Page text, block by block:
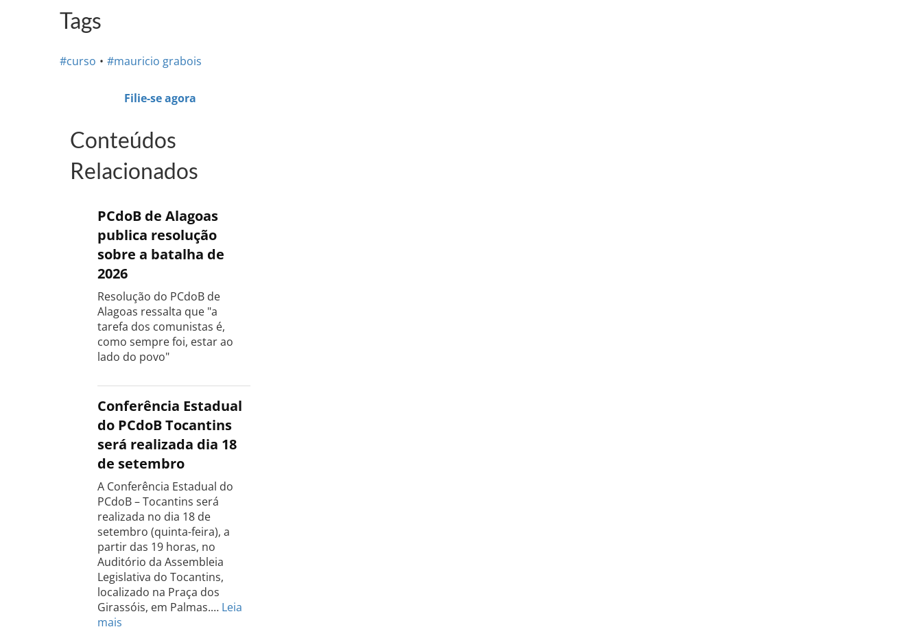
Tags
#curso #mauricio grabois
Filie-se agora
Conteúdos
Relacionados
PCdoB de Alagoas
publica resolução
sobre a batalha de
2026
Resolução do PCdoB de
Alagoas ressalta que "a
tarefa dos comunistas é,
como sempre foi, estar ao
lado do povo"
Conferência Estadual
do PCdoB Tocantins
será realizada dia 18
de setembro
A Conferência Estadual do
PCdoB – Tocantins será
realizada no dia 18 de
setembro (quinta-feira), a
partir das 19 horas, no
Auditório da Assembleia
Legislativa do Tocantins,
localizado na Praça dos
Girassóis, em Palmas.… Leia
mais